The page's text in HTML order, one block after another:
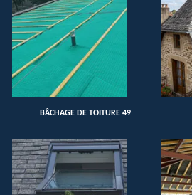
BÂCHAGE DE TOITURE 49